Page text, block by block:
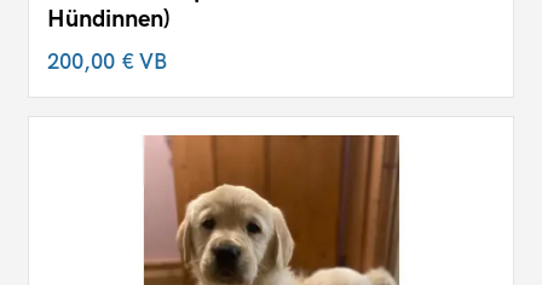
Hündinnen)
200,00 €VB